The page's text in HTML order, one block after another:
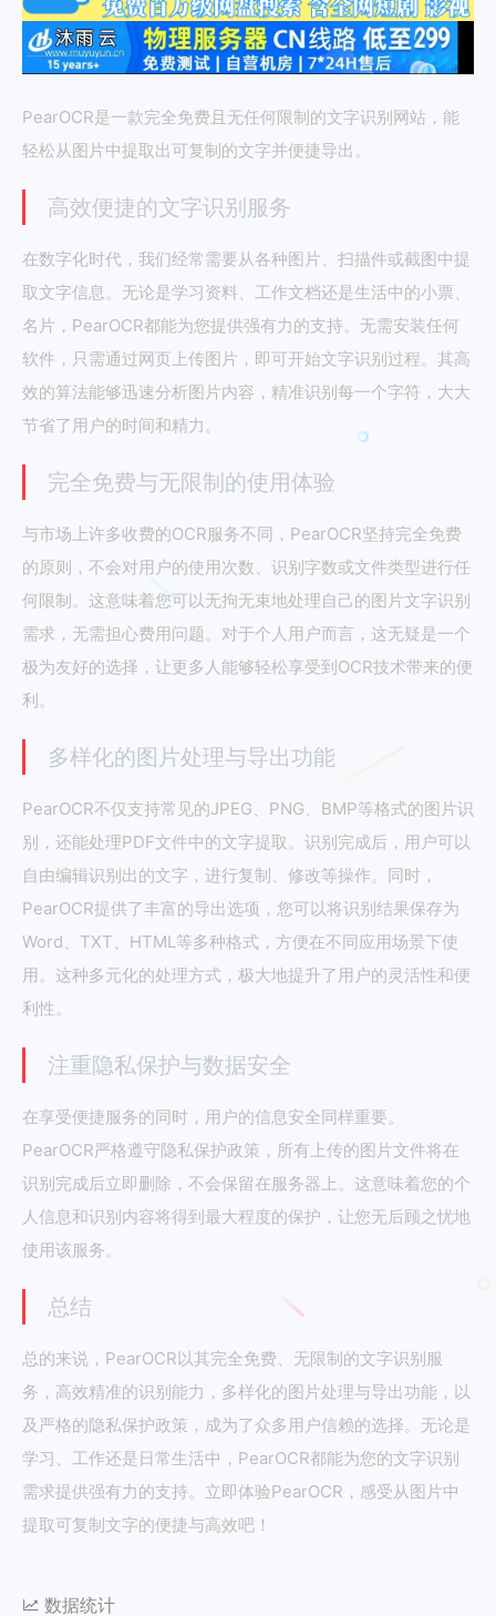
PearOCR是一款完全免费且无任何限制的文字识别网站，能
轻松从图片中提取出可复制的文字并便捷导出。
高效便捷的文字识别服务
在数字化时代，我们经常需要从各种图片、扫描件或截图中提
取文字信息。无论是学习资料、工作文档还是生活中的小票、
名片，PearOCR都能为您提供强有力的支持。无需安装任何
软件，只需通过网页上传图片，即可开始文字识别过程。其高
效的算法能够迅速分析图片内容，精准识别每一个字符，大大
节省了用户的时间和精力。
完全免费与无限制的使用体验
与市场上许多收费的OCR服务不同，PearOCR坚持完全免费
的原则，不会对用户的使用次数、识别字数或文件类型进行任
何限制。这意味着您可以无拘无束地处理自己的图片文字识别
需求，无需担心费用问题。对于个人用户而言，这无疑是一个
极为友好的选择，让更多人能够轻松享受到OCR技术带来的便
利。
多样化的图片处理与导出功能
PearOCR不仅支持常见的JPEG、PNG、BMP等格式的图片识
别，还能处理PDF文件中的文字提取。识别完成后，用户可以
自由编辑识别出的文字，进行复制、修改等操作。同时，
PearOCR提供了丰富的导出选项，您可以将识别结果保存为
Word、TXT、HTML等多种格式，方便在不同应用场景下使
用。这种多元化的处理方式，极大地提升了用户的灵活性和便
利性。
注重隐私保护与数据安全
在享受便捷服务的同时，用户的信息安全同样重要。
PearOCR严格遵守隐私保护政策，所有上传的图片文件将在
识别完成后立即删除，不会保留在服务器上。这意味着您的个
人信息和识别内容将得到最大程度的保护，让您无后顾之忧地
使用该服务。
总结
总的来说，PearOCR以其完全免费、无限制的文字识别服
务，高效精准的识别能力，多样化的图片处理与导出功能，以
及严格的隐私保护政策，成为了众多用户信赖的选择。无论是
学习、工作还是日常生活中，PearOCR都能为您的文字识别
需求提供强有力的支持。立即体验PearOCR，感受从图片中
提取可复制文字的便捷与高效吧！
数据统计